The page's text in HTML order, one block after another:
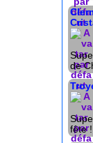
de
fête !